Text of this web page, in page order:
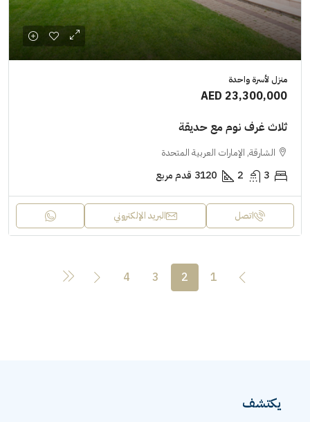
منزل لأسرة واحدة
AED 23,300,000
ثلاث غرف نوم مع حديقة
الشارقة, الإمارات العربية المتحدة
3
2
3120 قدم مربع
اتصل البريد الإلكتروني
1
2
3
4
يكتشف